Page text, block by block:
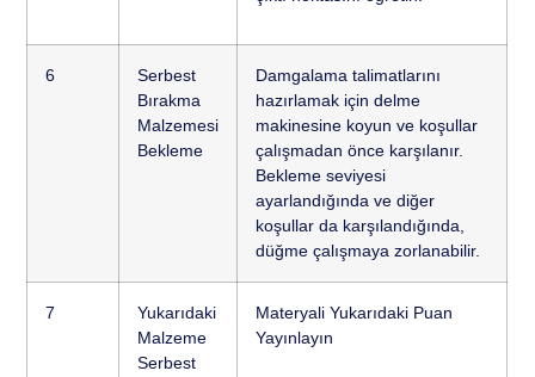
6
Serbest
Bırakma
Malzemesi
Bekleme
Damgalama talimatlarını
hazırlamak için delme
makinesine koyun ve koşullar
çalışmadan önce karşılanır.
Bekleme seviyesi
ayarlandığında ve diğer
koşullar da karşılandığında,
düğme çalışmaya zorlanabilir.
7
Yukarıdaki
Malzeme
Serbest
Materyali Yukarıdaki Puan
Yayınlayın